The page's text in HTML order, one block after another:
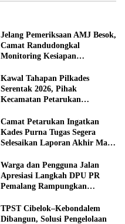
Jelang Pemeriksaan AMJ Besok,
Camat Randudongkal
Monitoring Kesiapan
Kawal Tahapan Pilkades
Serentak 2026, Pihak
Kecamatan Petarukan
Desa Klareyan
Camat Petarukan Ingatkan
Kades Purna Tugas Segera
Selesaikan Laporan Akhir Masa
Warga dan Pengguna Jalan
Apresiasi Langkah DPU PR
Pemalang Rampungkan
TPST Cibelok–Kebondalem
Dibangun, Solusi Pengelolaan